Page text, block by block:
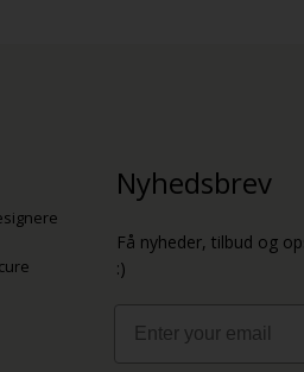
Nyhedsbrev
Få nyheder, tilbud og
:)